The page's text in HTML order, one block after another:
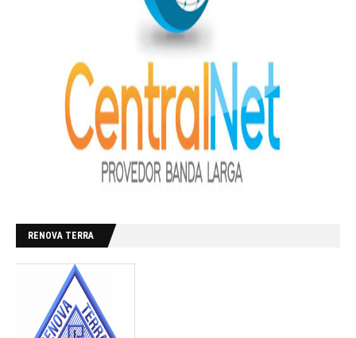
RENOVA TERRA